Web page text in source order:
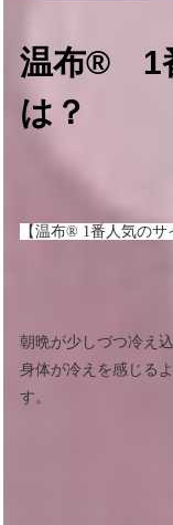
温布® 1
は？
【温布®︎ 1番人気のサ
朝晩が少しづつ冷え
身体が冷えを感じる
す。